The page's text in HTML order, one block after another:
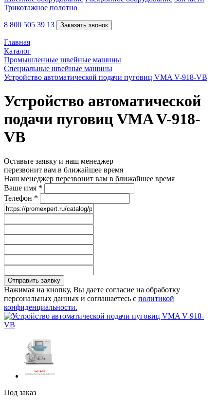
Трикотажное полотно
8 800 505 39 13 Заказать звонок
Главная
Каталог
Промышленные швейные машины
Специальные швейные машины
Устройство автоматической подачи пуговиц VMA V-918-VB
Устройство автоматической
подачи пуговиц VMA V-918-
VB
Оставьте заявку и наш менеджер
перезвонит вам в ближайшее время
Наш менеджер перезвонит вам в ближайшее время
Ваше имя *
Телефон *
Отправить заявку
Нажимая на кнопку, Вы даете согласие на обработку
персональных данных и соглашаетесь с политикой
конфиденциальности.
Под заказ